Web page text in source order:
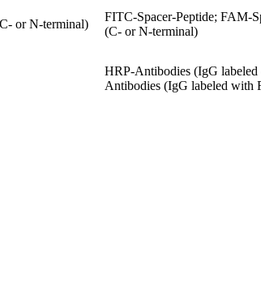
or N-terminal)
FITC-Spacer-Peptide; FAM-
(C- or N-terminal)
HRP-Antibodies (IgG
Antibodies (IgG labeled with